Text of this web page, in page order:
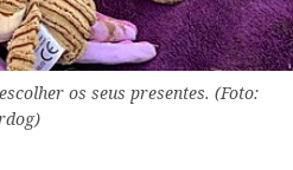
os seus presentes. (Foto: